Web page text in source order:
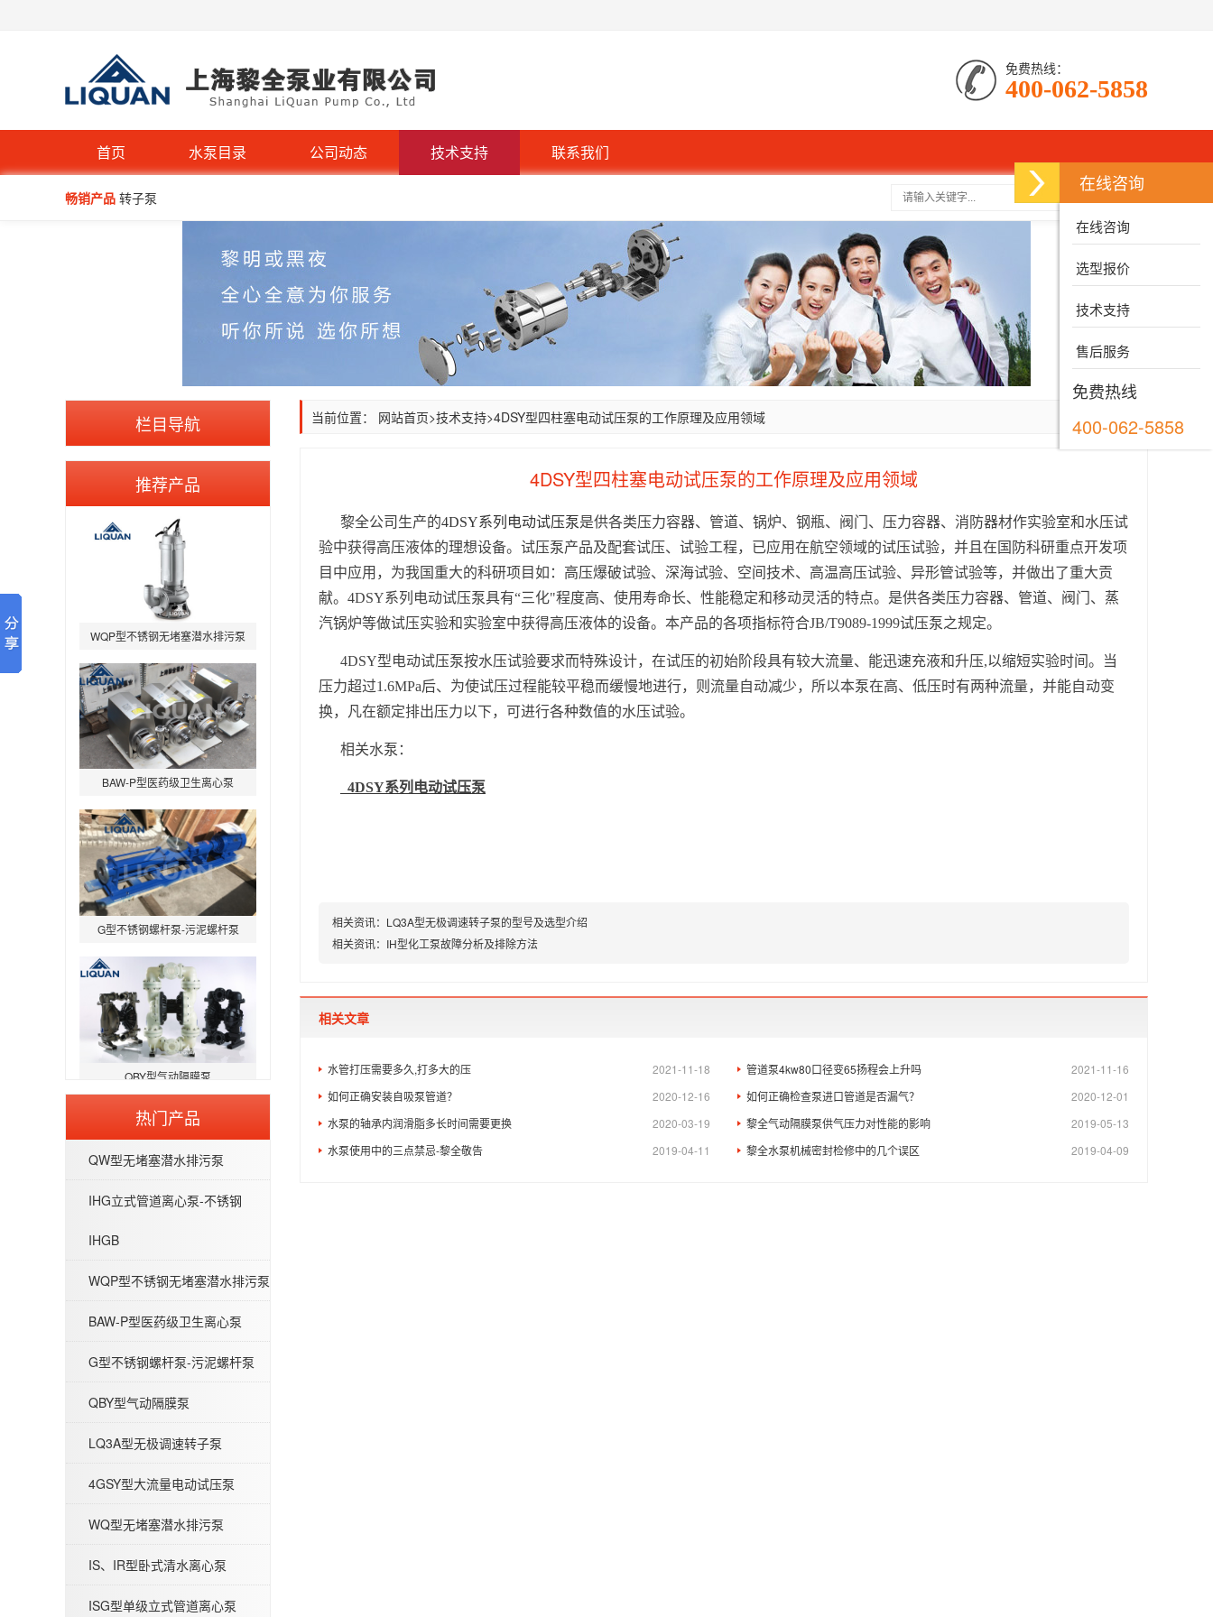
免费热线：
400-062-5858
首页 水泵目录 公司动态 技术支持 联系我们
畅销产品 转子泵
栏目导航
推荐产品
QW型无堵塞潜水排污泵
IHG立式管道离心泵-不锈钢IHGB
WQP型不锈钢无堵塞潜水排污泵
BAW-P型医药级卫生离心泵
G型不锈钢螺杆泵-污泥螺杆泵
QBY型气动隔膜泵
QW型无堵塞潜水排污泵
IHG立式管道离心泵-不锈钢IHGB
WQP型不锈钢无堵塞潜水排污泵
热门产品
QW型无堵塞潜水排污泵
IHG立式管道离心泵-不锈钢
IHGB
WQP型不锈钢无堵塞潜水排污泵
BAW-P型医药级卫生离心泵
G型不锈钢螺杆泵-污泥螺杆泵
QBY型气动隔膜泵
LQ3A型无极调速转子泵
4GSY型大流量电动试压泵
WQ型无堵塞潜水排污泵
IS、IR型卧式清水离心泵
ISG型单级立式管道离心泵
当前位置： 网站首页>技术支持>4DSY型四柱塞电动试压泵的工作原理及应用领域
4DSY型四柱塞电动试压泵的工作原理及应用领域
黎全公司生产的4DSY系列电动试压泵是供各类压力容器、管道、锅炉、钢瓶、阀门、压力容器、消防器材作实验室和水压试
验中获得高压液体的理想设备。试压泵产品及配套试压、试验工程，已应用在航空领域的试压试验，并且在国防科研重点开发项
目中应用，为我国重大的科研项目如：高压爆破试验、深海试验、空间技术、高温高压试验、异形管试验等，并做出了重大贡
献。4DSY系列电动试压泵具有“三化"程度高、使用寿命长、性能稳定和移动灵活的特点。是供各类压力容器、管道、阀门、蒸
汽锅炉等做试压实验和实验室中获得高压液体的设备。本产品的各项指标符合JB/T9089-1999试压泵之规定。
4DSY型电动试压泵按水压试验要求而特殊设计，在试压的初始阶段具有较大流量、能迅速充液和升压,以缩短实验时间。当
压力超过1.6MPa后、为使试压过程能较平稳而缓慢地进行，则流量自动减少，所以本泵在高、低压时有两种流量，并能自动变
换，凡在额定排出压力以下，可进行各种数值的水压试验。
相关水泵：
4DSY系列电动试压泵
相关资讯： LQ3A型无极调速转子泵的型号及选型介绍
相关资讯： IH型化工泵故障分析及排除方法
相关文章
2021-11-18
水管打压需要多久,打多大的压 2021-11-16
管道泵4kw80口径变65扬程会上升吗
2020-12-16
如何正确安装自吸泵管道？ 2020-12-01
如何正确检查泵进口管道是否漏气？
2020-03-19
水泵的轴承内润滑脂多长时间需要更换 2019-05-13
黎全气动隔膜泵供气压力对性能的影响
2019-04-11
水泵使用中的三点禁忌-黎全敬告 2019-04-09
黎全水泵机械密封检修中的几个误区
在线咨询
在线咨询
选型报价
技术支持
售后服务
免费热线
400-062-5858